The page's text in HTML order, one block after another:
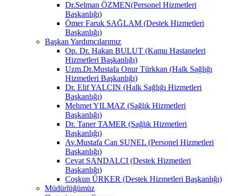
Dr.Selman ÖZMEN(Personel Hizmetleri
Başkanlığı)
Ömer Faruk SAĞLAM (Destek Hizmetleri
Başkanlığı)
Başkan Yardımcılarımız
Op. Dr. Hakan BULUT (Kamu Hastaneleri
Hizmetleri Başkanlığı)
Uzm.Dr.Mustafa Onur Türkkan (Halk Sağlığı
Hizmetleri Başkanlığı)
Dr. Elif YALÇIN (Halk Sağlığı Hizmetleri
Başkanlığı)
Mehmet YILMAZ (Sağlık Hizmetleri
Başkanlığı)
Dr. Taner TAMER (Sağlık Hizmetleri
Başkanlığı)
Av.Mustafa Can SUNEL (Personel Hizmetleri
Başkanlığı)
Cevat SANDALCI (Destek Hizmetleri
Başkanlığı)
Coşkun ÜRKER (Destek Hizmetleri Başkanlığı)
Müdürlüğümüz